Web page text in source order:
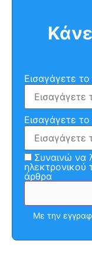
Εισαγάγετε
Εισαγάγετε
Συναινώ να
ηλεκτρονικού
άρθρα
Με την